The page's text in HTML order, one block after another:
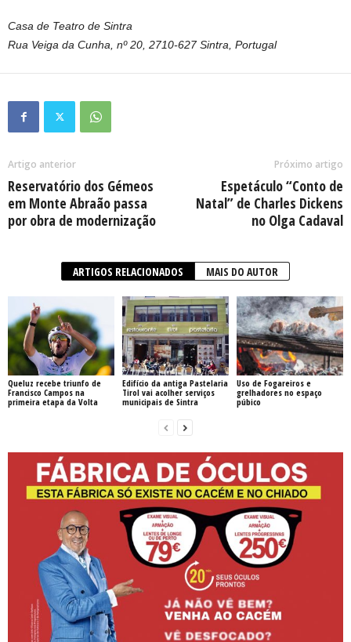
Casa de Teatro de Sintra
Rua Veiga da Cunha, nº 20, 2710-627 Sintra, Portugal
Artigo anterior
Reservatório dos Gémeos
em Monte Abraão passa
por obra de modernização
Próximo artigo
Espetáculo “Conto de
Natal” de Charles Dickens
no Olga Cadaval
ARTIGOS RELACIONADOS MAIS DO AUTOR
Queluz recebe triunfo de
Francisco Campos na
primeira etapa da Volta
Edifício da antiga Pastelaria
Tirol vai acolher serviços
municipais de Sintra
Uso de Fogareiros e
grelhadores no espaço
púbico